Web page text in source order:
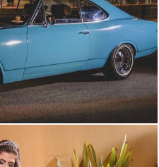
130